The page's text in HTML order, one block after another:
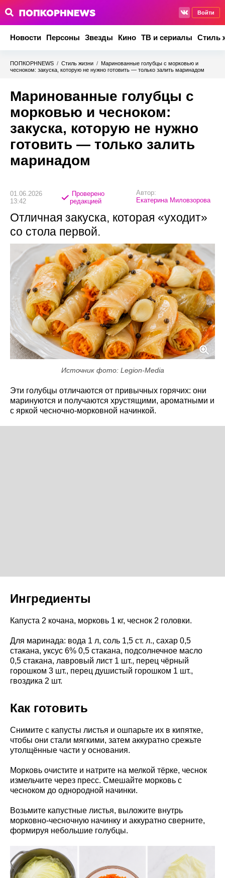
Войти
Новости Персоны Звезды Кино ТВ и сериалы Стиль
ПОПКОРНNEWS / Стиль жизни / Маринованные голубцы с морковью и
чесноком: закуска, которую не нужно готовить — только залить маринадом
Маринованные голубцы с
морковью и чесноком:
закуска, которую не нужно
готовить — только залить
маринадом
01.06.2026
13:42
Проверено
редакцией
Автор:
Екатерина Миловзорова
Отличная закуска, которая «уходит»
со стола первой.
Источник фото: Legion-Media
Эти голубцы отличаются от привычных горячих: они
маринуются и получаются хрустящими, ароматными и
с яркой чесночно-морковной начинкой.
Ингредиенты
Капуста 2 кочана, морковь 1 кг, чеснок 2 головки.
Для маринада: вода 1 л, соль 1,5 ст. л., сахар 0,5
стакана, уксус 6% 0,5 стакана, подсолнечное масло
0,5 стакана, лавровый лист 1 шт., перец чёрный
горошком 3 шт., перец душистый горошком 1 шт.,
гвоздика 2 шт.
Как готовить
Снимите с капусты листья и ошпарьте их в кипятке,
чтобы они стали мягкими, затем аккуратно срежьте
утолщённые части у основания.
Морковь очистите и натрите на мелкой тёрке, чеснок
измельчите через пресс. Смешайте морковь с
чесноком до однородной начинки.
Возьмите капустные листья, выложите внутрь
морковно-чесночную начинку и аккуратно сверните,
формируя небольшие голубцы.